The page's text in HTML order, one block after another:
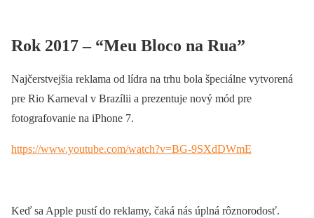
Rok 2017 – “Meu Bloco na Rua”
Najčerstvejšia reklama od lídra na trhu bola špeciálne vytvorená
pre Rio Karneval v Brazílii a prezentuje nový mód pre
fotografovanie na iPhone 7.
https://www.youtube.com/watch?v=BG-9SXdDWmE
Keď sa Apple pustí do reklamy, čaká nás úplná rôznorodosť.